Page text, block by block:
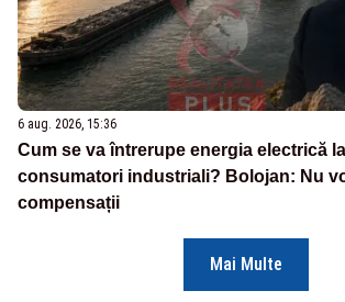
6 aug. 2026, 15:36
Cum se va întrerupe energia electrică
consumatori industriali? Bolojan: Nu
compensații
Mai Multe